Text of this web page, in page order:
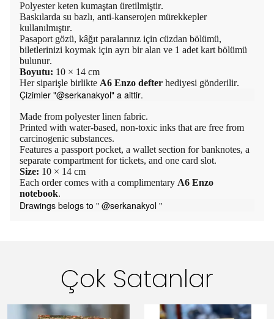
Polyester keten kumaştan üretilmiştir.
Baskılarda su bazlı, anti-kanserojen mürekkepler
kullanılmıştır.
Pasaport gözü, kâğıt paralarınız için cüzdan bölümü,
biletlerinizi koymak için ayrı bir alan ve 1 adet kart bölümü
bulunur.
Boyutu: 10 × 14 cm
Her siparişle birlikte A6 Enzo defter hediyesi gönderilir.
Çizimler "@serkanakyol" a aittir.
Made from polyester linen fabric.
Printed with water-based, non-toxic inks that are free from
carcinogenic substances.
Features a passport pocket, a wallet section for banknotes, a
separate compartment for tickets, and one card slot.
Size: 10 × 14 cm
Each order comes with a complimentary A6 Enzo
notebook.
Drawings belogs to " @serkanakyol "
Çok Satanlar